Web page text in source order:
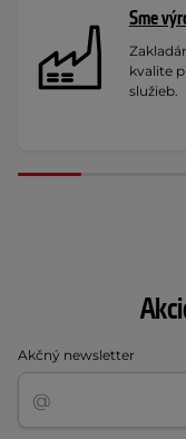
Sme
kvalite
služieb.
Akčný newsletter